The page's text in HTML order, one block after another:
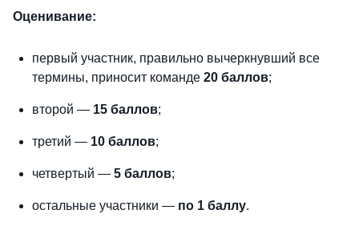
Оценивание:
первый участник, правильно вычеркнувший все
термины, приносит команде 20 баллов;
второй — 15 баллов;
третий — 10 баллов;
четвертый — 5 баллов;
остальные участники — по 1 баллу.